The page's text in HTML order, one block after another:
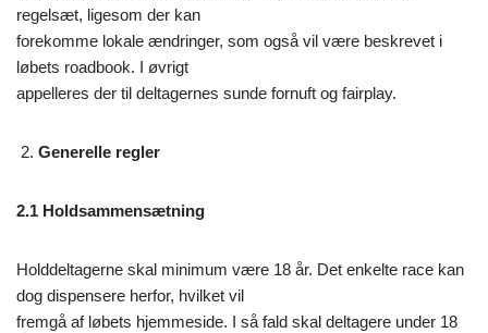
regelsæt, ligesom der kan
forekomme lokale ændringer, som også vil være beskrevet i
løbets roadbook. I øvrigt
appelleres der til deltagernes sunde fornuft og fairplay.
Generelle regler
2.1 Holdsammensætning
Holddeltagerne skal minimum være 18 år. Det enkelte race kan
dog dispensere herfor, hvilket vil
fremgå af løbets hjemmeside. I så fald skal deltagere under 18